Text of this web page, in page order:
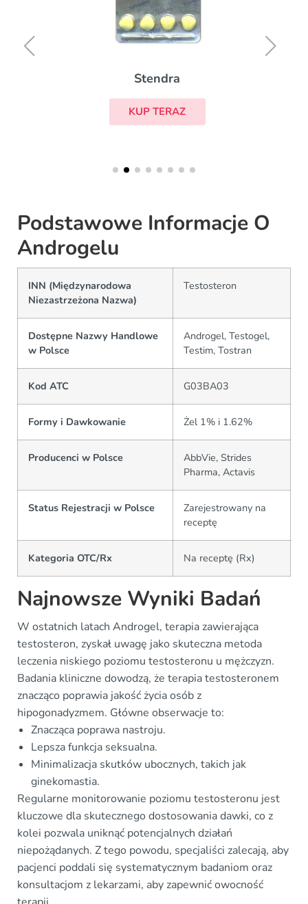
Stendra
KUP TERAZ
Podstawowe Informacje O
Androgelu
INN (Międzynarodowa
Niezastrzeżona Nazwa)
Testosteron
Dostępne Nazwy Handlowe
w Polsce
Androgel, Testogel,
Testim, Tostran
Kod ATC G03BA03
Formy i Dawkowanie Żel 1% i 1.62%
Producenci w Polsce
AbbVie, Strides
Pharma, Actavis
Status Rejestracji w Polsce
Zarejestrowany na
receptę
Kategoria OTC/Rx Na receptę (Rx)
Najnowsze Wyniki Badań
W ostatnich latach Androgel, terapia zawierająca
testosteron, zyskał uwagę jako skuteczna metoda
leczenia niskiego poziomu testosteronu u mężczyzn.
Badania kliniczne dowodzą, że terapia testosteronem
znacząco poprawia jakość życia osób z
hipogonadyzmem. Główne obserwacje to:
Znacząca poprawa nastroju.
Lepsza funkcja seksualna.
Minimalizacja skutków ubocznych, takich jak
ginekomastia.
Regularne monitorowanie poziomu testosteronu jest
kluczowe dla skutecznego dostosowania dawki, co z
kolei pozwala uniknąć potencjalnych działań
niepożądanych. Z tego powodu, specjaliści zalecają, aby
pacjenci poddali się systematycznym badaniom oraz
konsultacjom z lekarzami, aby zapewnić owocność